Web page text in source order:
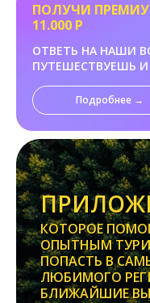
ПОЛУЧИ
11.000 Р
ОТВЕТЬ НА НАШИ
ПУТЕШЕСТВУЕШЬ
Подробнее →
КОТОРОЕ
ОПЫТНЫМ
ПОПАСТЬ В
ЛЮБИМОГО
БЛИЖАЙШИЕ